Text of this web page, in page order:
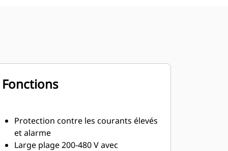
Fonctions
Protection contre les courants élevés
et alarme
Large plage 200-480 V avec